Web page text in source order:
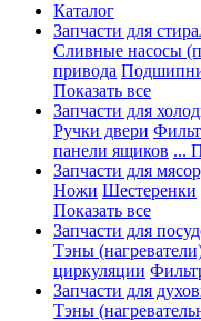
Каталог
Запчасти для
Сливные насосы
привода
Показать все
Запчасти для
Ручки двери
панели ящиков ...
Запчасти для
Ножи Шестеренки
Показать все
Запчасти для
Тэны
циркуляции
Запчасти для
Тэны